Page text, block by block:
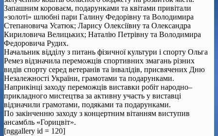
Запашним короваєм, подарунками та квітами привітали
«золоті» шлюбні пари Галину Федорівну та Володимира
Степановича Усатюк; Ларису Олексіївну та Олександра
Кириловича Велицьких; Наталію Петрівну та Володимира
Федоровича Рудих.
Начальник відділу з питань фізичної культури і спорту Ольга
Ремез відзначила переможців спортивних змагань різних
видів спорту серед ветеранів та інвалідів, присвячених Дню
Незалежності України, грамотами та подарунками.
Наприкінці заходу переможців виставки робіт народно–
прикладного мистецтва за активну участь у виставці
відзначили грамотами, подяками та подарунками.
По закінченню заходу з концертним вітанням виступив
ансамбль «Горицвіт».
[nggallery id = 120]